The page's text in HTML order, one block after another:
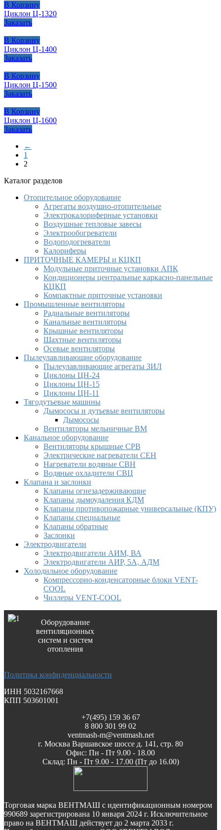
В Корзину
Циклон Ц-1320
Заказать
В Корзину
Циклон Ц-1400
Заказать
В Корзину
Циклон Ц-1500
Заказать
В Корзину
Циклон Ц-1600
Заказать
←
1
2
Каталог разделов
Отопительное оборудование
Агрегаты воздушно-отопительные
Электрокалориферные установки
Воздушные тепловые завесы
Электрообогреватели
Водоподогреватели
Калориферы
ПРИТОЧНЫЕ КАМЕРЫ и КЦКП
Модульные приточные установки АПК
Кондиционеры центральные каркасно-панельные
КЦКП
Компактные приточные установки
Промышленные вентиляторы
Радиальные вентиляторы
Канальные вентиляторы
Крышные вентиляторы
Шахтные вентиляторы
Осевые вентиляторы
Пылеулавливающие оборудование
Пылеулавливающие агрегаты ЗИЛ
Циклоны ЦН-24
Циклоны ЦН-15
Циклоны ЦН-11
Тягодутьевые машины
Дымососы и дутьевые вентиляторы
Дымососы
Вентиляторы мельничные ВМ
Канальное оборудование
Вентиляторы крышные СРВ
Электрические нагреватели СЕН
Нагреватели водяные СВН
Водяные охладители СВЦ
Клапана и заслонки
Клапаны огнезадерживающие
Клапаны дымоудаления КДМ
Клапаны противопожарные универсальные (КПУ)
Клапаны специальные
Клапаны обратные
Заслонки
Электродвигатели
Электродвигатели АИМ, ВА
Электродвигатели АИР, 5А, АДМ
Холодильное оборудование
Компрессорно-конденсаторные блоки VENT-
COOL
Чиллеры VENT-COOL
Оборудование
вентиляционных
систем и систем
отопления
Политика конфиденциальности
ИНН 5032167668
КПП 503601001
+7(495) 159 36 67
8 800 301 99 02
ventmash-m@ventmash.net
г. Москва Варшавское шоссе д. 141, стр. 80
Офис: Пн - Пт 9.00 - 18.00
Склад: Пн - Пт 9.00 - 17.00 (Пт до 16.00)
Торговая марка ВЕНТМАШ с идентификационным номером
990689 зарегистрирована 10 января 2024 г. Исключительное
право на ВЕНТМАШ действует до 2 марта 2033 г.